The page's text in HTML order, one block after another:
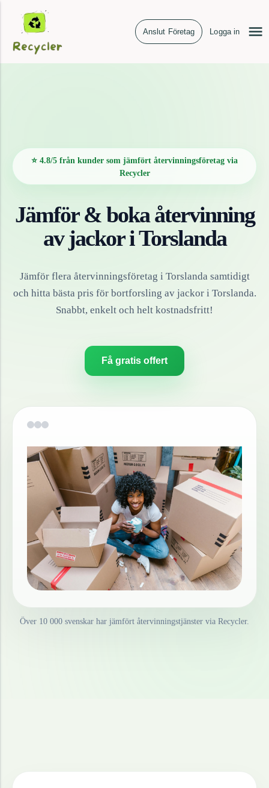
Anslut Företag Logga in
⭐ 4.8/5 från kunder som jämfört återvinningsföretag via
Recycler
Jämför & boka återvinning
avjackoriTorslanda
Jämför flera återvinningsföretag i Torslanda samtidigt
och hitta bästa pris för bortforsling av jackori Torslanda.
Snabbt, enkelt och helt kostnadsfritt!
Få gratis offert
Över 10 000 svenskar har jämfört återvinningstjänster via Recycler.